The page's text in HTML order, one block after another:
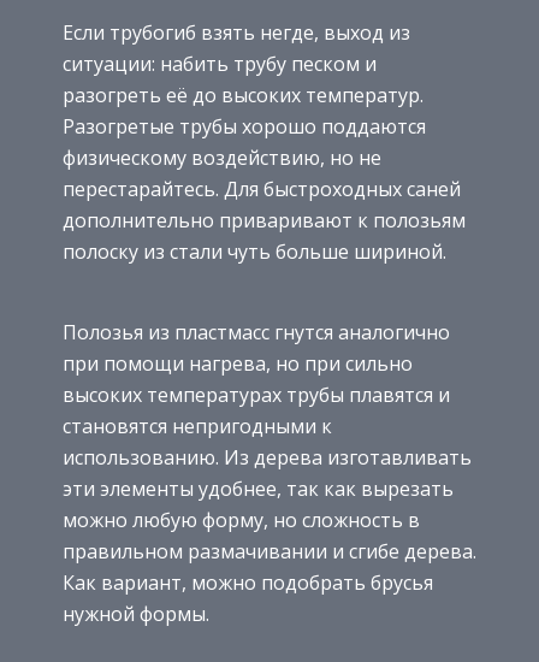
Если трубогиб взять негде, выход из
ситуации: набить трубу песком и
разогреть её до высоких температур.
Разогретые трубы хорошо поддаются
физическому воздействию, но не
перестарайтесь. Для быстроходных саней
дополнительно приваривают к полозьям
полоску из стали чуть больше шириной.
Полозья из пластмасс гнутся аналогично
при помощи нагрева, но при сильно
высоких температурах трубы плавятся и
становятся непригодными к
использованию. Из дерева изготавливать
эти элементы удобнее, так как вырезать
можно любую форму, но сложность в
правильном размачивании и сгибе дерева.
Как вариант, можно подобрать брусья
нужной формы.